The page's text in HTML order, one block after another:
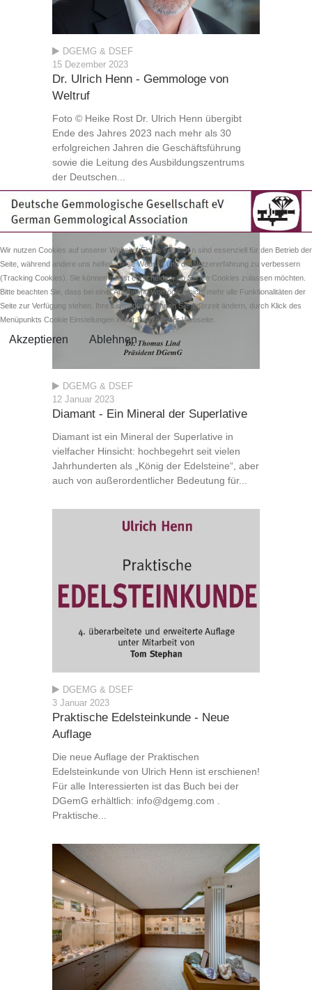
DGEMG & DSEF
15 Dezember 2023
Dr. Ulrich Henn - Gemmologe von
Weltruf
Foto © Heike Rost Dr. Ulrich Henn übergibt
Ende des Jahres 2023 nach mehr als 30
erfolgreichen Jahren die Geschäftsführung
sowie die Leitung des Ausbildungszentrums
der Deutschen...
DGEMG & DSEF
12 Januar 2023
Diamant - Ein Mineral der Superlative
Diamant ist ein Mineral der Superlative in
vielfacher Hinsicht: hochbegehrt seit vielen
Jahrhunderten als „König der Edelsteine“, aber
auch von außerordentlicher Bedeutung für...
DGEMG & DSEF
3 Januar 2023
Praktische Edelsteinkunde - Neue
Auflage
Die neue Auflage der Praktischen
Edelsteinkunde von Ulrich Henn ist erschienen!
Für alle Interessierten ist das Buch bei der
DGemG erhältlich: info@dgemg.com .
Praktische...
Wir nutzen Cookies auf unserer Website. Einige von ihnen sind essenziell für den Betrieb der
Seite, während andere uns helfen, diese Website und die Nutzererfahrung zu verbessern
(Tracking Cookies). Sie können selbst entscheiden, ob Sie die Cookies zulassen möchten.
Bitte beachten Sie, dass bei einer Ablehnung womöglich nicht mehr alle Funktionalitäten der
Seite zur Verfügung stehen. Ihre Einwilligung können Sie jederzeit ändern, durch Klick des
Menüpunkts Cookie Einstellungen in der Fußzeile der Webseite.
Akzeptieren Ablehnen